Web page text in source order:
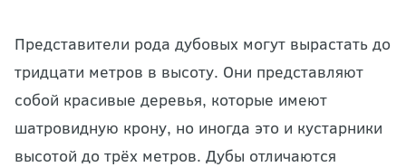
Представители рода дубовых могут вырастать до
тридцати метров в высоту. Они представляют
собой красивые деревья, которые имеют
шатровидную крону, но иногда это и кустарники
высотой до трёх метров. Дубы отличаются